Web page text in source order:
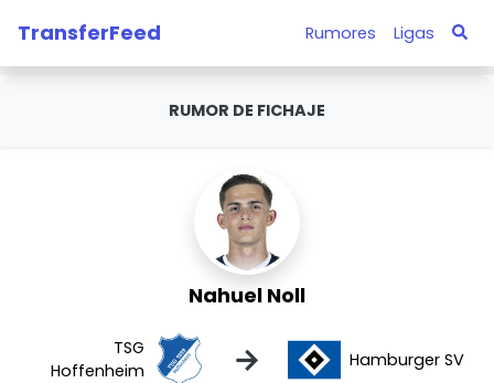
TransferFeed Rumores Ligas
RUMOR DE FICHAJE
Nahuel Noll
TSG
Hoffenheim
→ Hamburger SV